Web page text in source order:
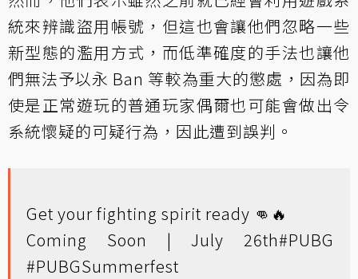
統來辨識盜用帳號，但這也會讓他們忽略一些
新型態的濫用方式，而低準確度的手法也讓他
們無法予以永 Ban 等較為重大的懲處，因為即
使是正常遊玩的普通玩家偶爾也可能會做出令
系統懷疑的可疑行為，因此遭到誤判。
Get your fighting spirit ready 👊🔥
Coming Soon | July 26th#PUBG
#PUBGSummerfest